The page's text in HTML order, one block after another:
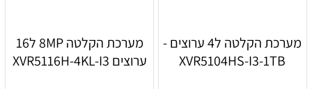
מערכת הקלטה ל4 ערוצים -
XVR5104HS-I3-1TB
מערכת הקלטה 8MP ל16
ערוצים XVR5116H-4KL-I3